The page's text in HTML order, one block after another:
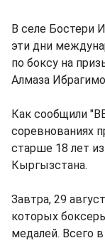
В селе Бостери
эти дни
по боксу на
Алмаза
Как сообщили
соревнованиях
старше 18 лет
Кыргызстана.
Завтра, 29
которых
медалей. Всего